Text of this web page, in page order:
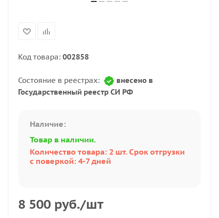
Код товара: 002858
Состояние в реестрах:
внесено в
Государственный реестр СИ РФ
Наличие:
Товар в наличии.
Количество товара: 2 шт. Срок отгрузки
с поверкой: 4-7 дней
8 500 руб./шт